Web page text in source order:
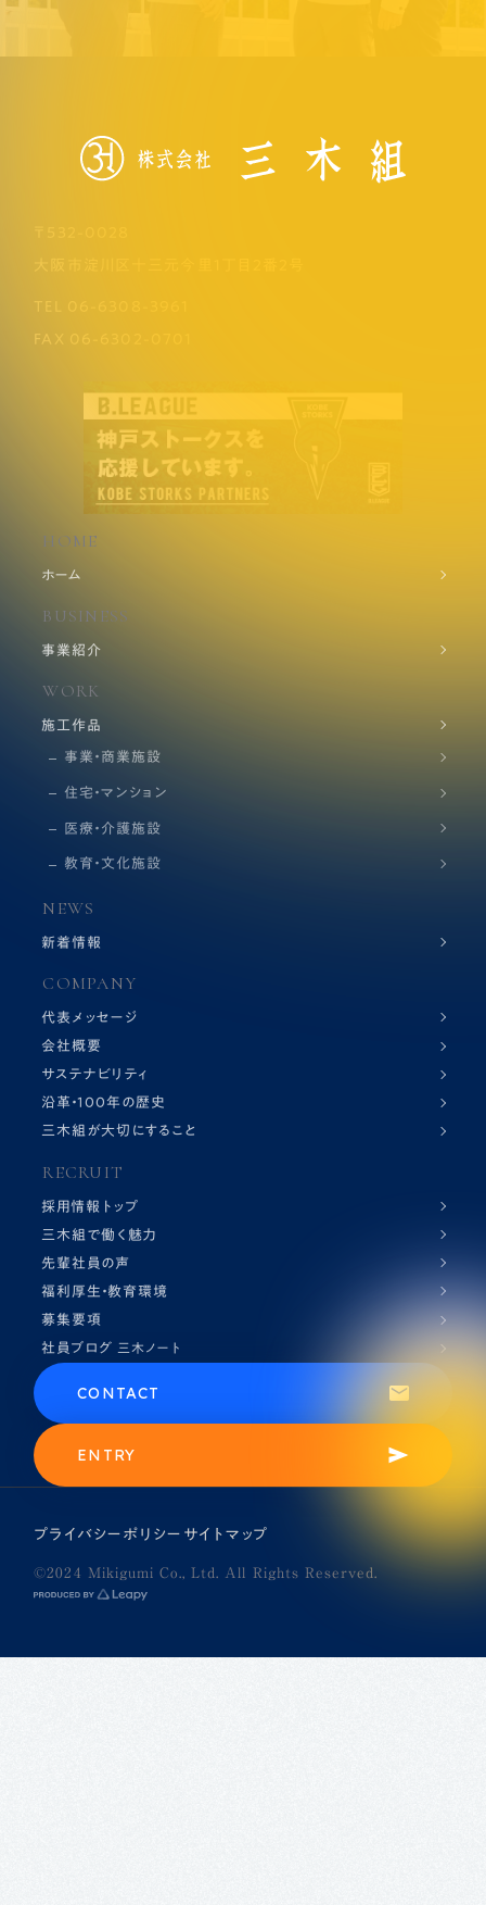
大阪市淀川区十三元今里1丁目2番2号
TEL
FAX 06-6302-0701
HOME
ホーム
BUSINESS
事業紹介
WORK
施工作品
事業・商業施設
住宅・マンション
医療・介護施設
教育・文化施設
NEWS
新着情報
COMPANY
代表メッセージ
会社概要
サステナビリティ
沿革・100年の歴史
三木組が大切にすること
RECRUIT
採用情報トップ
三木組で働く魅力
先輩社員の声
福利厚生・教育環境
募集要項
社員ブログ 三木ノート
CONTACT
ENTRY
プライバシーポリシー サイトマップ
©2024 Mikigumi Co., Ltd. All Rights Reserved.